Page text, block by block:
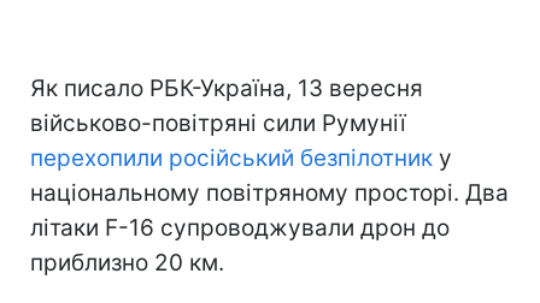
Як писало РБК-Україна, 13 вересня
військово-повітряні сили Румунії
перехопили російський безпілотник у
національному повітряному просторі. Два
літаки F-16 супроводжували дрон до
приблизно 20 км.